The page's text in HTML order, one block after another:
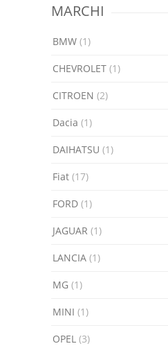
MARCHI
BMW (1)
CHEVROLET (1)
CITROEN (2)
Dacia (1)
DAIHATSU (1)
Fiat (17)
FORD (1)
JAGUAR (1)
LANCIA (1)
MG (1)
MINI (1)
OPEL (3)